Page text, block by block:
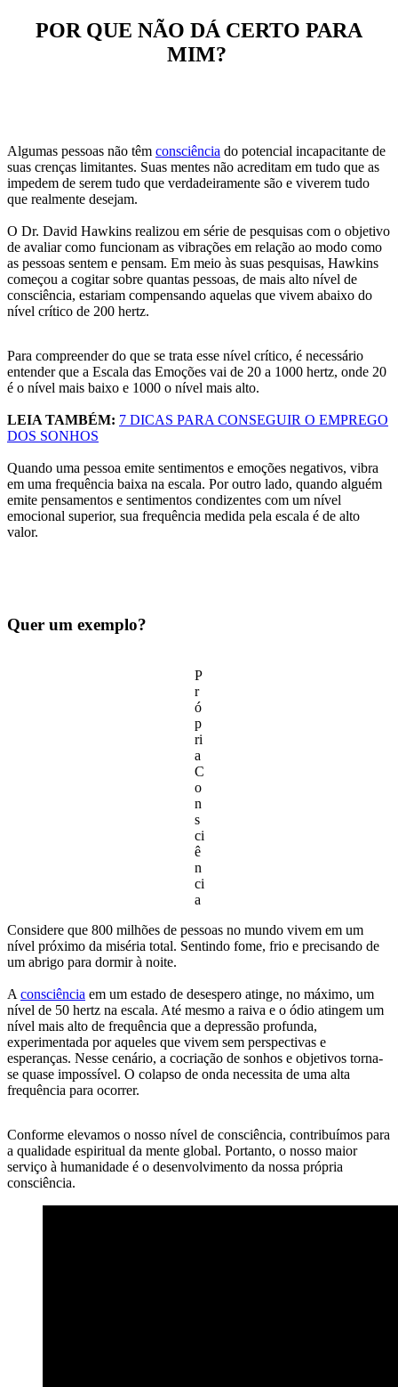
POR QUE NÃO DÁ CERTO PARA
MIM?
Algumas pessoas não têm consciência do potencial incapacitante de
suas crenças limitantes. Suas mentes não acreditam em tudo que as
impedem de serem tudo que verdadeiramente são e viverem tudo
que realmente desejam.
O Dr. David Hawkins realizou em série de pesquisas com o objetivo
de avaliar como funcionam as vibrações em relação ao modo como
as pessoas sentem e pensam. Em meio às suas pesquisas, Hawkins
começou a cogitar sobre quantas pessoas, de mais alto nível de
consciência, estariam compensando aquelas que vivem abaixo do
nível crítico de 200 hertz.
Para compreender do que se trata esse nível crítico, é necessário
entender que a Escala das Emoções vai de 20 a 1000 hertz, onde 20
é o nível mais baixo e 1000 o nível mais alto.
LEIA TAMBÉM: 7 DICAS PARA CONSEGUIR O EMPREGO
DOS SONHOS
Quando uma pessoa emite sentimentos e emoções negativos, vibra
em uma frequência baixa na escala. Por outro lado, quando alguém
emite pensamentos e sentimentos condizentes com um nível
emocional superior, sua frequência medida pela escala é de alto
valor.
Quer um exemplo?
P
r
ó
p
ri
a
C
o
n
s
ci
ê
n
ci
a
Considere que 800 milhões de pessoas no mundo vivem em um
nível próximo da miséria total. Sentindo fome, frio e precisando de
um abrigo para dormir à noite.
A consciência em um estado de desespero atinge, no máximo, um
nível de 50 hertz na escala. Até mesmo a raiva e o ódio atingem um
nível mais alto de frequência que a depressão profunda,
experimentada por aqueles que vivem sem perspectivas e
esperanças. Nesse cenário, a cocriação de sonhos e objetivos torna-
se quase impossível. O colapso de onda necessita de uma alta
frequência para ocorrer.
Conforme elevamos o nosso nível de consciência, contribuímos para
a qualidade espiritual da mente global. Portanto, o nosso maior
serviço à humanidade é o desenvolvimento da nossa própria
consciência.